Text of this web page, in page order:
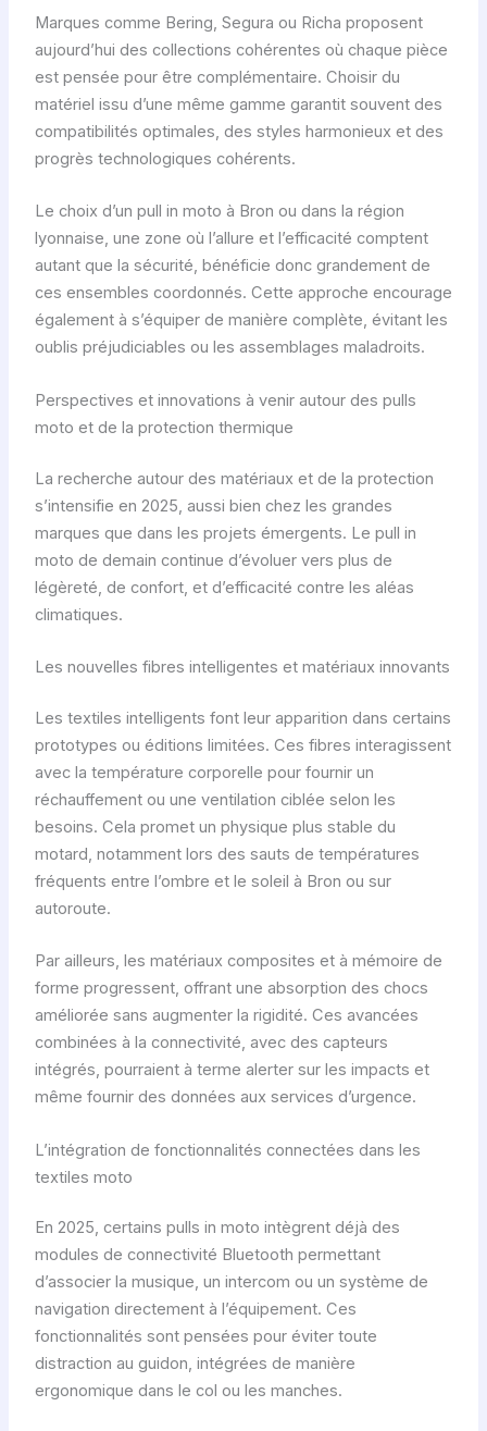
Marques comme Bering, Segura ou Richa proposent
aujourd’hui des collections cohérentes où chaque pièce
est pensée pour être complémentaire. Choisir du
matériel issu d’une même gamme garantit souvent des
compatibilités optimales, des styles harmonieux et des
progrès technologiques cohérents.
Le choix d’un pull in moto à Bron ou dans la région
lyonnaise, une zone où l’allure et l’efficacité comptent
autant que la sécurité, bénéficie donc grandement de
ces ensembles coordonnés. Cette approche encourage
également à s’équiper de manière complète, évitant les
oublis préjudiciables ou les assemblages maladroits.
Perspectives et innovations à venir autour des pulls
moto et de la protection thermique
La recherche autour des matériaux et de la protection
s’intensifie en 2025, aussi bien chez les grandes
marques que dans les projets émergents. Le pull in
moto de demain continue d’évoluer vers plus de
légèreté, de confort, et d’efficacité contre les aléas
climatiques.
Les nouvelles fibres intelligentes et matériaux innovants
Les textiles intelligents font leur apparition dans certains
prototypes ou éditions limitées. Ces fibres interagissent
avec la température corporelle pour fournir un
réchauffement ou une ventilation ciblée selon les
besoins. Cela promet un physique plus stable du
motard, notamment lors des sauts de températures
fréquents entre l’ombre et le soleil à Bron ou sur
autoroute.
Par ailleurs, les matériaux composites et à mémoire de
forme progressent, offrant une absorption des chocs
améliorée sans augmenter la rigidité. Ces avancées
combinées à la connectivité, avec des capteurs
intégrés, pourraient à terme alerter sur les impacts et
même fournir des données aux services d’urgence.
L’intégration de fonctionnalités connectées dans les
textiles moto
En 2025, certains pulls in moto intègrent déjà des
modules de connectivité Bluetooth permettant
d’associer la musique, un intercom ou un système de
navigation directement à l’équipement. Ces
fonctionnalités sont pensées pour éviter toute
distraction au guidon, intégrées de manière
ergonomique dans le col ou les manches.